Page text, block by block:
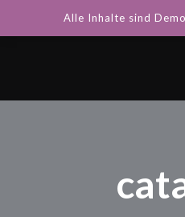
Alle Inhalte sind